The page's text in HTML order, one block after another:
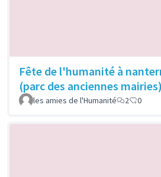
Fête de l'humanité à
(parc des anciennes mairies)
les amies de l'Humanité 2 0